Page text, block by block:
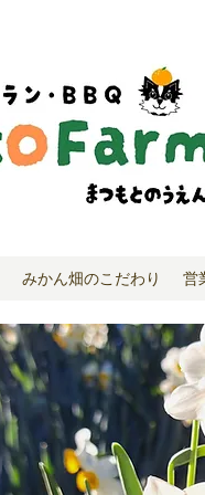
みかん畑のこだわり 営